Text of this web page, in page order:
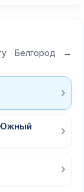
Белгород →
Южный